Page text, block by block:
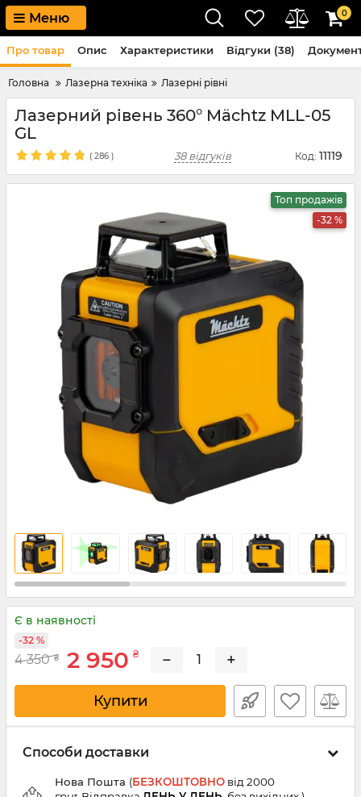
Меню 0
Головна Лазерна техніка Лазерні рівні
Лазерний рівень 360° Mächtz MLL-05
GL
( 286 ) 38 відгуків Код: 11119
Топ продажів
-32 %
Є в наявності
4 350 ₴ 2 950 ₴
-32 %
− +
Купити
Способи доставки
Нова Пошта (БЕЗКОШТОВНО від 2000
Про товар Опис Характеристики Відгуки (38)